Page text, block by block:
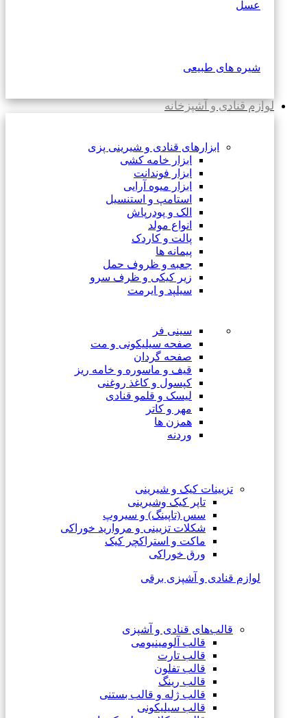
عسل
شیره های طبیعی
لوازم قنادی و آشپزخانه
ابزارهای قنادی و شیرینی پزی
ابزار خامه کشی
ابزار فوندانت
ابزار میوه آرایی
استامپ و استنسیل
الک و پودرپاش
انواع مولد
پالت و کاردک
پیمانه ها
جعبه و ظروف حمل
زیر کیکی و ظرف سرو
سیلپد و ایرمت
سینی فر
صفحه سیلیکونی و مت
صفحه گردان
قیف و ماسوره و خامه ریز
کپسول و کاغذ روغنی
لیسک و قلمو قنادی
مهر و کاتر
همزن ها
وردنه
تزیینات کیک و شیرینی
تاپر کیک وشیرینی
سس (تاپینگ) و سیروپ
شکلات تزیینی و مروارید خوراکی
ماکت و استراکچر کیک
ورق خوراکی
لوازم قنادی و آشپزی برقی
قالب‌های قنادی و آشپزی
قالب آلومینیومی
قالب تارت
قالب تفلون
قالب رینگ
قالب ژله و قالب بستنی
قالب سیلیکونی